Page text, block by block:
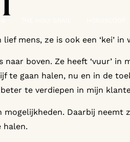
mens, ze is ook een ‘kei’
boven. Ze heeft ‘vuur’
te gaan halen, nu en in de
te verdiepen in mijn
Daarbij
halen.